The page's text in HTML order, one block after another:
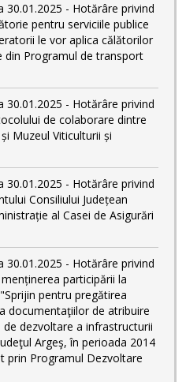
30.01.2025 - Hotărâre privind
pentru serviciile publice
le vor aplica călătorilor
din Programul de transport
30.01.2025 - Hotărâre privind
de colaborare dintre
Muzeul Viticulturii și
30.01.2025 - Hotărâre privind
Consiliului Județean
al Casei de Asigurări
30.01.2025 - Hotărâre privind
participării la
pentru pregătirea
documentaţiilor de atribuire
dezvoltare a infrastructurii
Argeş, în perioada 2014
prin Programul Dezvoltare